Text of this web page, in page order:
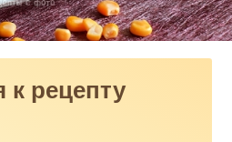
к рецепту